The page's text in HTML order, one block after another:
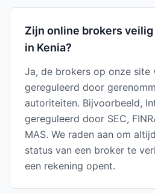
Zijn online brokers
in Kenia?
Ja, de brokers op onze site
gereguleerd door
autoriteiten. Bijvoorbeeld,
gereguleerd door SEC,
MAS. We raden aan om
status van een broker te
een rekening opent.